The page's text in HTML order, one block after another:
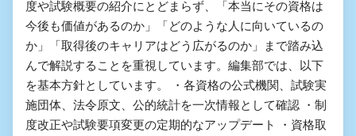
度や試験概要の紹介にとどまらず、「本当にその資格は
今後も価値があるのか」「どのような人に向いているの
か」「取得後のキャリアはどう広がるのか」まで踏み込
んで解説することを重視しています。編集部では、以下
を基本方針としています。 ・各資格の公式機関、試験実
施団体、法令原文、公的統計を一次情報として確認 ・制
度改正や試験要項変更の定期的なアップデート ・資格取